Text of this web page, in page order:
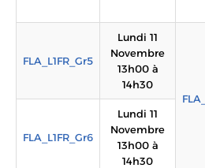
FLA_L1FR_Gr5
Lundi 11
Novembre
13h00 à
14h30
FLA_L1FR_Gr6
Lundi 11
Novembre
13h00 à
14h30